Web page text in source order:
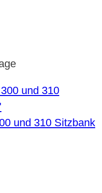
und 310 Sitzbank